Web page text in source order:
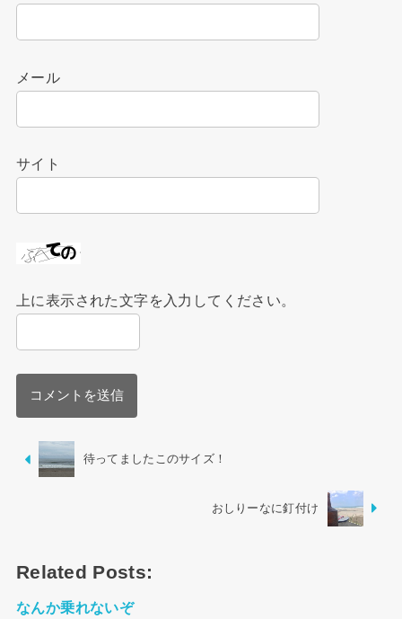
メール
サイト
上に表示された文字を入力してください。
待ってましたこのサイズ！
おしりーなに釘付け
Related Posts:
なんか乗れないぞ